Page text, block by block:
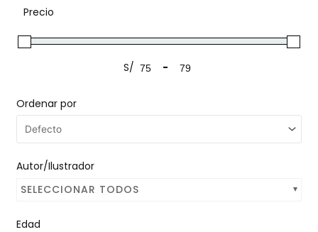
Precio
S/ -
Ordenar por
Autor/Ilustrador
SELECCIONAR TODOS
Edad